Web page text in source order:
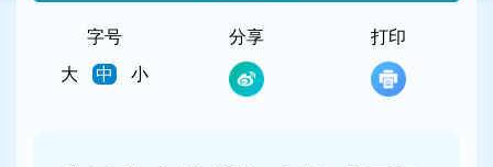
字号
大
中 小
分享 打印